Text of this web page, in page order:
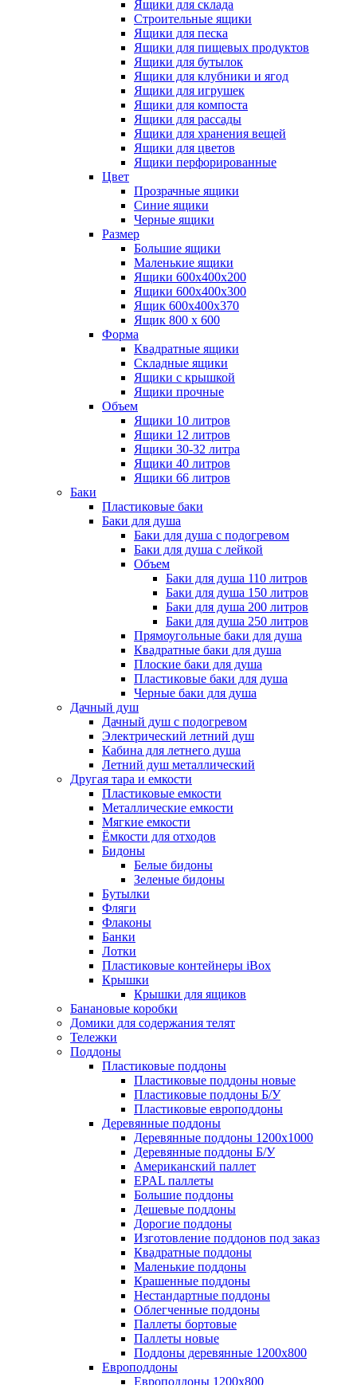
Ящики для склада
Строительные ящики
Ящики для песка
Ящики для пищевых продуктов
Ящики для бутылок
Ящики для клубники и ягод
Ящики для игрушек
Ящики для компоста
Ящики для рассады
Ящики для хранения вещей
Ящики для цветов
Ящики перфорированные
Цвет
Прозрачные ящики
Синие ящики
Черные ящики
Размер
Большие ящики
Маленькие ящики
Ящики 600х400х200
Ящики 600х400х300
Ящик 600х400х370
Ящик 800 х 600
Форма
Квадратные ящики
Складные ящики
Ящики с крышкой
Ящики прочные
Объем
Ящики 10 литров
Ящики 12 литров
Ящики 30-32 литра
Ящики 40 литров
Ящики 66 литров
Баки
Пластиковые баки
Баки для душа
Баки для душа с подогревом
Баки для душа с лейкой
Объем
Баки для душа 110 литров
Баки для душа 150 литров
Баки для душа 200 литров
Баки для душа 250 литров
Прямоугольные баки для душа
Квадратные баки для душа
Плоские баки для душа
Пластиковые баки для душа
Черные баки для душа
Дачный душ
Дачный душ с подогревом
Электрический летний душ
Кабина для летнего душа
Летний душ металлический
Другая тара и емкости
Пластиковые емкости
Металлические емкости
Мягкие емкости
Ёмкости для отходов
Бидоны
Белые бидоны
Зеленые бидоны
Бутылки
Фляги
Флаконы
Банки
Лотки
Пластиковые контейнеры iBox
Крышки
Крышки для ящиков
Банановые коробки
Домики для содержания телят
Тележки
Поддоны
Пластиковые поддоны
Пластиковые поддоны новые
Пластиковые поддоны Б/У
Пластиковые европоддоны
Деревянные поддоны
Деревянные поддоны 1200х1000
Деревянные поддоны Б/У
Американский паллет
EPAL паллеты
Большие поддоны
Дешевые поддоны
Дорогие поддоны
Изготовление поддонов под заказ
Квадратные поддоны
Маленькие поддоны
Крашенные поддоны
Нестандартные поддоны
Облегченные поддоны
Паллеты бортовые
Паллеты новые
Поддоны деревянные 1200х800
Европоддоны
Европоддоны 1200х800